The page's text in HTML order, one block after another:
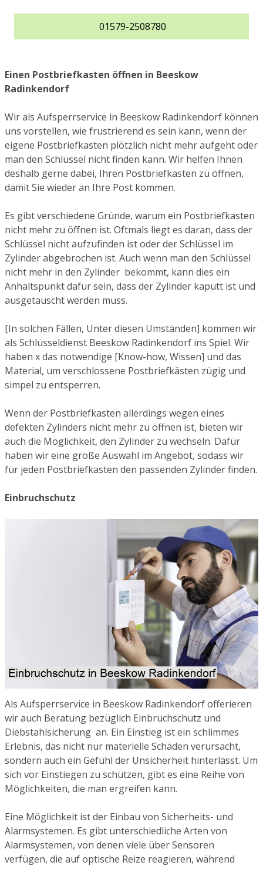
01579-2508780
Einen Postbriefkasten öffnen in Beeskow
Radinkendorf
Wir als Aufsperrservice in Beeskow Radinkendorf können
uns vorstellen, wie frustrierend es sein kann, wenn der
eigene Postbriefkasten plötzlich nicht mehr aufgeht oder
man den Schlüssel nicht finden kann. Wir helfen Ihnen
deshalb gerne dabei, Ihren Postbriefkasten zu öffnen,
damit Sie wieder an Ihre Post kommen.
Es gibt verschiedene Gründe, warum ein Postbriefkasten
nicht mehr zu öffnen ist. Oftmals liegt es daran, dass der
Schlüssel nicht aufzufinden ist oder der Schlüssel im
Zylinder abgebrochen ist. Auch wenn man den Schlüssel
nicht mehr in den Zylinder bekommt, kann dies ein
Anhaltspunkt dafür sein, dass der Zylinder kaputt ist und
ausgetauscht werden muss.
[In solchen Fällen, Unter diesen Umständen] kommen wir
als Schlüsseldienst Beeskow Radinkendorf ins Spiel. Wir
haben x das notwendige [Know-how, Wissen] und das
Material, um verschlossene Postbriefkästen zügig und
simpel zu entsperren.
Wenn der Postbriefkasten allerdings wegen eines
defekten Zylinders nicht mehr zu öffnen ist, bieten wir
auch die Möglichkeit, den Zylinder zu wechseln. Dafür
haben wir eine große Auswahl im Angebot, sodass wir
für jeden Postbriefkasten den passenden Zylinder finden.
Einbruchschutz
Als Aufsperrservice in Beeskow Radinkendorf offerieren
wir auch Beratung bezüglich Einbruchschutz und
Diebstahlsicherung an. Ein Einstieg ist ein schlimmes
Erlebnis, das nicht nur materielle Schäden verursacht,
sondern auch ein Gefühl der Unsicherheit hinterlässt. Um
sich vor Einstiegen zu schützen, gibt es eine Reihe von
Möglichkeiten, die man ergreifen kann.
Eine Möglichkeit ist der Einbau von Sicherheits- und
Alarmsystemen. Es gibt unterschiedliche Arten von
Alarmsystemen, von denen viele über Sensoren
verfügen, die auf optische Reize reagieren, während